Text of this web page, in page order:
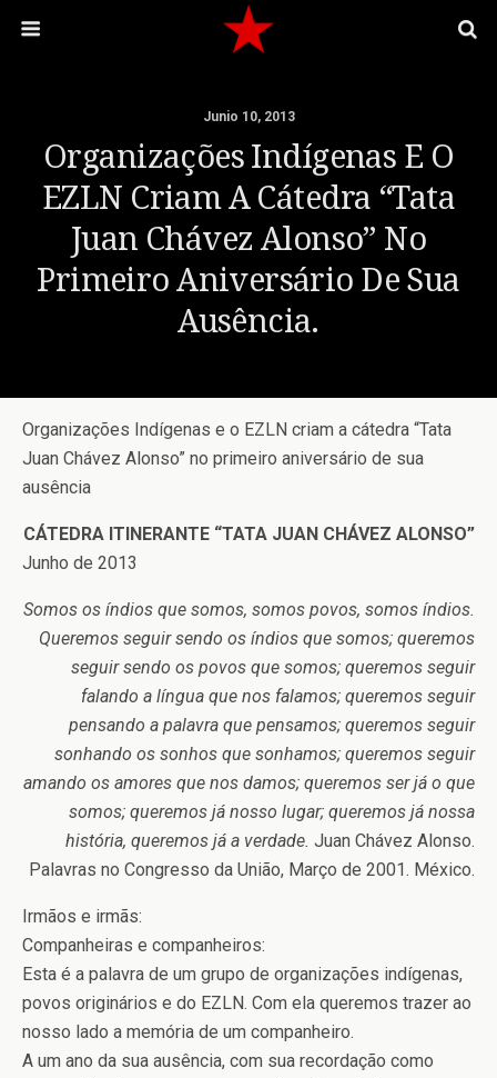
Junio 10, 2013
Organizações Indígenas E O
EZLN Criam A Cátedra “Tata
Juan Chávez Alonso” No
Primeiro Aniversário De Sua
Ausência.
Organizações Indígenas e o EZLN criam a cátedra “Tata
Juan Chávez Alonso” no primeiro aniversário de sua
ausência
CÁTEDRA ITINERANTE “TATA JUAN CHÁVEZ ALONSO”
Junho de 2013
Somos os índios que somos, somos povos, somos índios.
Queremos seguir sendo os índios que somos; queremos
seguir sendo os povos que somos; queremos seguir
falando a língua que nos falamos; queremos seguir
pensando a palavra que pensamos; queremos seguir
sonhando os sonhos que sonhamos; queremos seguir
amando os amores que nos damos; queremos ser já o que
somos; queremos já nosso lugar; queremos já nossa
história, queremos já a verdade. Juan Chávez Alonso.
Palavras no Congresso da União, Março de 2001. México.
Irmãos e irmãs:
Companheiras e companheiros:
Esta é a palavra de um grupo de organizações indígenas,
povos originários e do EZLN. Com ela queremos trazer ao
nosso lado a memória de um companheiro.
A um ano da sua ausência, com sua recordação como